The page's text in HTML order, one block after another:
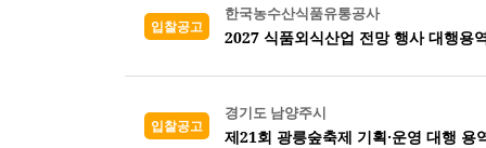
입찰공고
한국농수산식품유통공사
2027 식품외식산업 전망 행사 대행용
입찰공고
경기도 남양주시
제21회 광릉숲축제 기획·운영 대행 용